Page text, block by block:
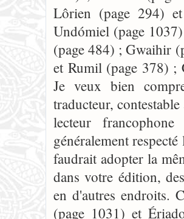
Lôrien (page 294)
Undómiel (page
(page 484) ; Gwaihir
et Rumil (page 378) ;
Je veux bien
traducteur,
lecteur
généralement
faudrait adopter la
dans votre édition,
en d'autres endroits.
(page 1031) et